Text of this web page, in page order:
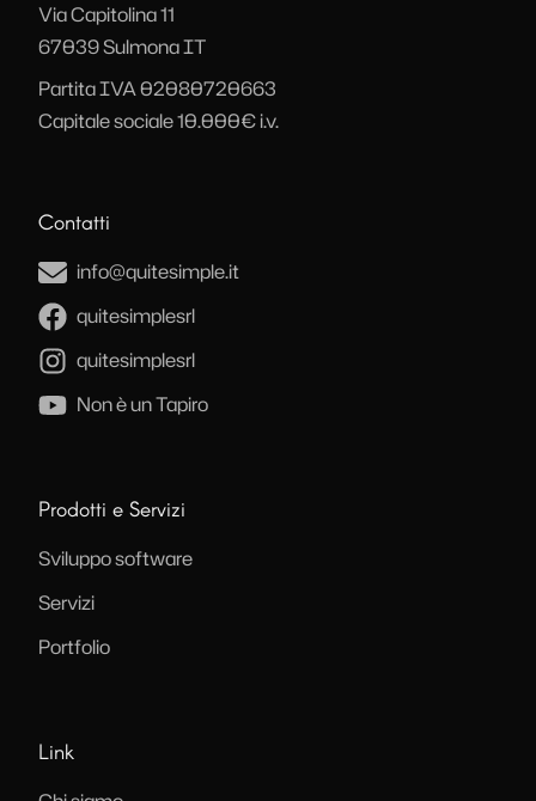
Via Capitolina 11
67039SulmonaIT
Partita IVA 02080720663
Capitale sociale 10.000€ i.v.
Contatti
info@quitesimple.it
quitesimplesrl
quitesimplesrl
Non è un Tapiro
Prodotti e Servizi
Sviluppo software
Servizi
Portfolio
Link